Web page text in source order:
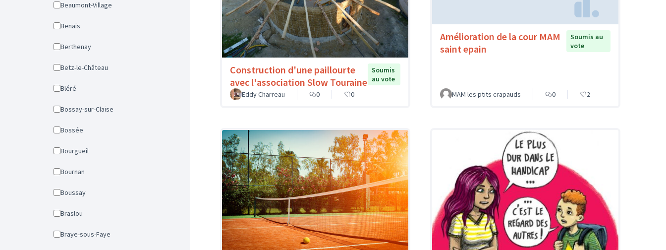
Beaumont-Village
Benais
Berthenay
Betz-le-Château
Bléré
Bossay-sur-Claise
Bossée
Bourgueil
Bournan
Boussay
Braslou
Braye-sous-Faye
Construction d'une paillourte
avec l'association Slow Touraine
Soumis
au vote
Eddy Charreau
0 0
Amélioration de la cour MAM
saint epain
Soumis au
vote
MAM les ptits crapauds 0 2